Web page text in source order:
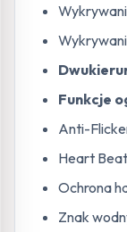
Funkcje
Anti-
Heart Beat
Ochrona
Znak